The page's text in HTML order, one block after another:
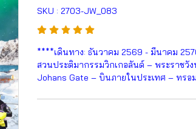
SKU : 2703-JW_083
****เดินทาง: ธันวาคม 2569 - มีนาคม
สวนประติมากรรมวิกเกอลันด์ – พระราชวัง
Johans Gate – บินภายในประเทศ – ทรอ